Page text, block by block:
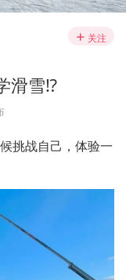
关注
滑雪⁉️
挑战自己，体验一